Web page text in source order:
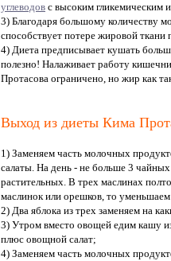
углеводов с высоким гликемическим
3) Благодаря большому количеству
способствует потере жировой
4) Диета предписывает кушать
полезно! Налаживает работу
Протасова ограничено, но жир как
Выход из диеты Кима
1) Заменяем часть молочных
салаты. На день - не больше 3
растительных. В трех маслинах
маслинок или орешков, то
2) Два яблока из трех заменяем на
3) Утром вместо овощей едим кашу
плюс овощной салат;
4) Заменяем часть молочных